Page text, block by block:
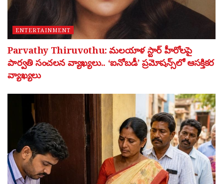
ENTERTAINMENT
Parvathy Thiruvothu: మలయాళ స్టార్ హీరోలపై
పార్వతి సంచలన వ్యాఖ్యలు.. ‘ఐనోబడీ’ ప్రమోషన్స్‌లో ఆసక్తికర
వ్యాఖ్యలు